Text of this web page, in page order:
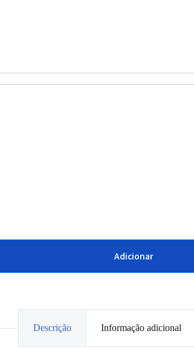
Adicionar
Descrição Informação adicional